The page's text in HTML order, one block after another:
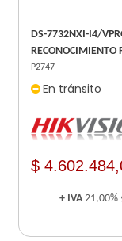
DS-7732NXI-I4/
RECONOCIMIENTO
P2747
En tránsito
$
+ IVA21,00%